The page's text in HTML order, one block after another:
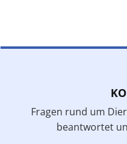
Fragen rund um
beantwortet